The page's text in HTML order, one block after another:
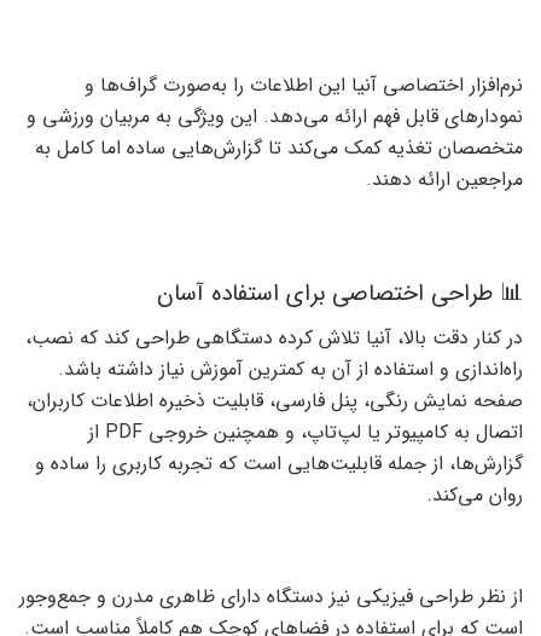
نرم‌افزار اختصاصی آنیا این اطلاعات را به‌صورت گراف‌ها و
نمودارهای قابل فهم ارائه می‌دهد. این ویژگی به مربیان ورزشی و
متخصصان تغذیه کمک می‌کند تا گزارش‌هایی ساده اما کامل به
مراجعین ارائه دهند.
📊 طراحی اختصاصی برای استفاده آسان
در کنار دقت بالا، آنیا تلاش کرده دستگاهی طراحی کند که نصب،
راه‌اندازی و استفاده از آن به کمترین آموزش نیاز داشته باشد.
صفحه نمایش رنگی، پنل فارسی، قابلیت ذخیره اطلاعات کاربران،
اتصال به کامپیوتر یا لپ‌تاپ، و همچنین خروجی PDF از
گزارش‌ها، از جمله قابلیت‌هایی است که تجربه کاربری را ساده و
روان می‌کند.
از نظر طراحی فیزیکی نیز دستگاه دارای ظاهری مدرن و جمع‌وجور
است که برای استفاده در فضاهای کوچک هم کاملاً مناسب است.